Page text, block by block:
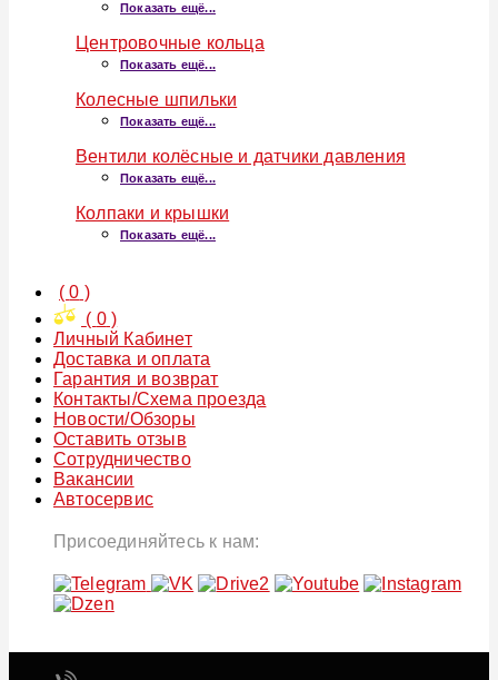
Показать ещё...
Центровочные кольца
Показать ещё...
Колесные шпильки
Показать ещё...
Вентили колёсные и датчики давления
Показать ещё...
Колпаки и крышки
Показать ещё...
(0 )
( 0)
Личный Кабинет
Доставка и оплата
Гарантия и возврат
Контакты/Схема проезда
Новости/Обзоры
Оставить отзыв
Сотрудничество
Вакансии
Автосервис
Присоединяйтесь к нам: